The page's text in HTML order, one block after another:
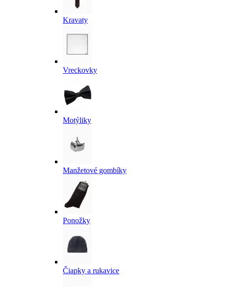
Kravaty
Vreckovky
Motýliky
Manžetové gombíky
Ponožky
Čiapky a rukavice